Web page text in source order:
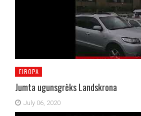
EIROPA
Jumta ugunsgrēks Landskrona
July 06, 2020